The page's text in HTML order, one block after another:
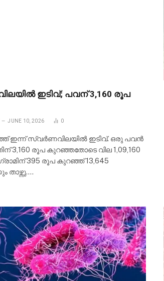
ഇടിവ്; പവന് 3,160 രൂപ
JUNE 10, 2026 0
ഇന്ന് സ്വർണവിലയിൽ ഇടിവ്. ഒരു പവൻ
3,160 രൂപ കുറഞ്ഞതോടെ വില 1,09,160
395 രൂപ കുറഞ്ഞ് 13,645
താഴ്ന്നു.…